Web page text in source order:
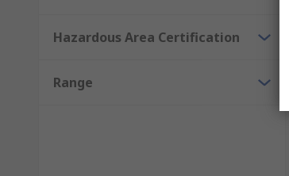
Hazardous Area Certification
Range